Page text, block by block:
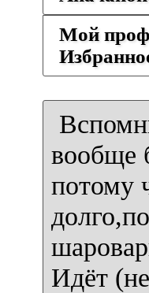
Мой
вообще
потому
Идёт